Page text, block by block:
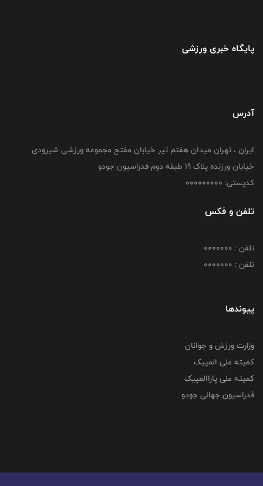
پایگاه خبری ورزشی
آدرس
ایران ، تهران میدان هفتم تیر خیابان مفتح مجموعه ورزشی شیرودی
خیابان ورزنده پلاک ۱۹ طبقه دوم فدراسیون جودو
کدپستی: 000000000
تلفن و فکس
تلفن : 0000000
تلفن : 0000000
پیوندها
وزارت ورزش و جوانان
کمیته ملی المپیک
کمیته ملی پاراالمپیک
فدراسیون جهانی جودو